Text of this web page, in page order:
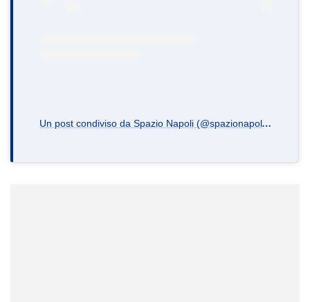
U
n post condiviso da Spazio Napoli (@spazionapoli.it)